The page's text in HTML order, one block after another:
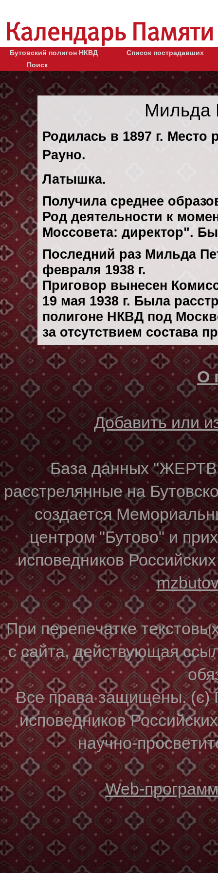
Бутовский полигон НКВД
Список пострадавших
Поиск
Мильда
Родилась в 1897 г.
Рауно.
Латышка.
Получила среднее
Род деятельности к
Моссовета: директор".
Последний раз Мильда
февраля 1938 г.
Приговор вынесен
19 мая 1938 г. Была
полигоне НКВД под
за отсутствием состава
О
Добавить или
База данных
расстрелянные на
создается
центром "Бутово" и
исповедников
При перепечатке
с сайта, действующая
Все права защищены. (с)
исповедников
научно-
Web-